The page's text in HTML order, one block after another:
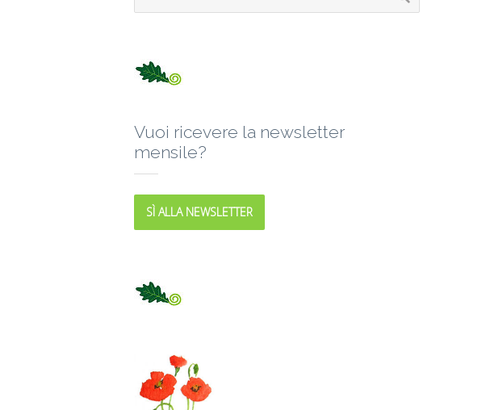
Vuoi ricevere la newsletter
mensile?
SÌ ALLA NEWSLETTER